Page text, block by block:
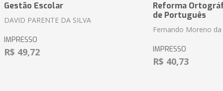
Gestão Escolar
DAVID PARENTE DA SILVA
IMPRESSO
R$ 49,72
Reforma
de Português
Fernando Moreno da
IMPRESSO
R$ 40,73